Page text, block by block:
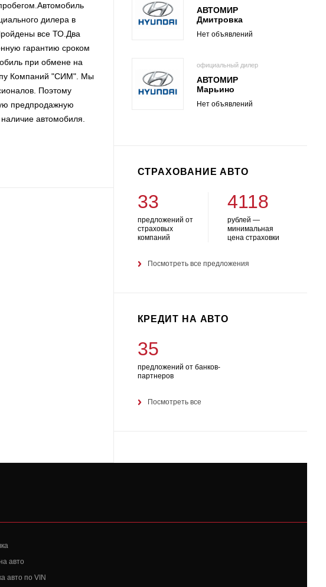
дилера в
все ТО.Два
гарантию сроком
при обмене на
Компаний "СИМ". Мы
Поэтому
предпродажную
автомобиля.
АВТОМИР
Дмитровка
Нет объявлений
официальный дилер
АВТОМИР
Марьино
Нет объявлений
СТРАХОВАНИЕ АВТО
33
предложений от
страховых
компаний
4118
рублей —
минимальная
цена страховки
Посмотреть все предложения
КРЕДИТ НА АВТО
35
предложений от банков-
партнеров
Посмотреть все
авто
авто по VIN